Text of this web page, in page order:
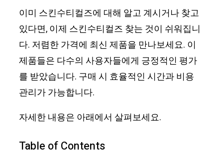
이미 스킨수티컬즈에 대해 알고 계시거나 찾고
있다면, 이제 스킨수티컬즈 찾는 것이 쉬워집니
다. 저렴한 가격에 최신 제품을 만나보세요. 이
제품들은 다수의 사용자들에게 긍정적인 평가
를 받았습니다. 구매 시 효율적인 시간과 비용
관리가 가능합니다.
자세한 내용은 아래에서 살펴보세요.
Table of Contents